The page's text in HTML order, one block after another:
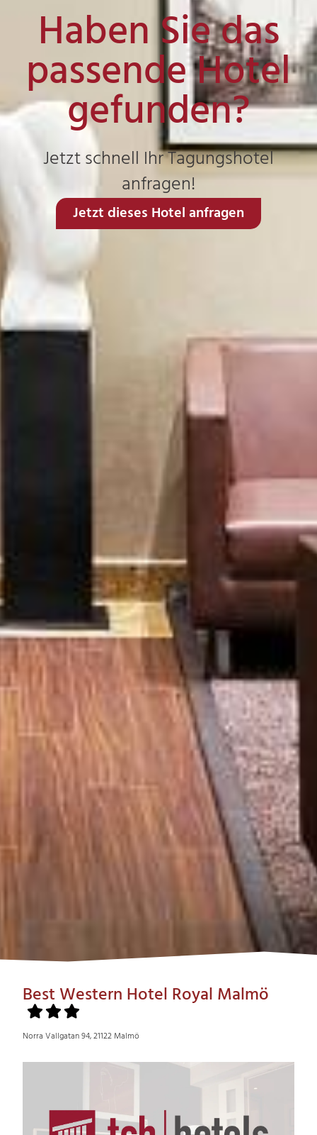
Haben Sie das
passende Hotel
gefunden?
Jetzt schnell Ihr Tagungshotel
anfragen!
Jetzt dieses Hotel anfragen
Best Western Hotel Royal Malmö
Norra Vallgatan 94, 21122 Malmö